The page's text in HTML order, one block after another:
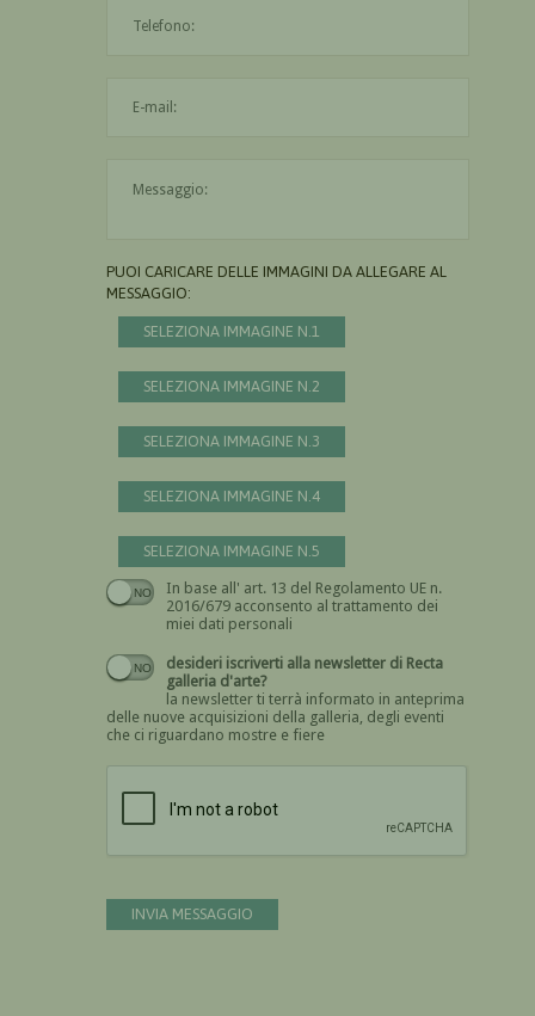
PUOI CARICARE DELLE IMMAGINI DA ALLEGARE AL
MESSAGGIO:
SELEZIONA IMMAGINE N.1
SELEZIONA IMMAGINE N.2
SELEZIONA IMMAGINE N.3
SELEZIONA IMMAGINE N.4
SELEZIONA IMMAGINE N.5
In base all' art. 13 del Regolamento UE n.
2016/679 acconsento al trattamento dei
miei dati personali
Devi dare il consenso
desideri iscriverti alla newsletter di Recta
galleria d'arte?
la newsletter ti terrà informato in anteprima
delle nuove acquisizioni della galleria, degli eventi
che ci riguardano mostre e fiere
INVIA MESSAGGIO